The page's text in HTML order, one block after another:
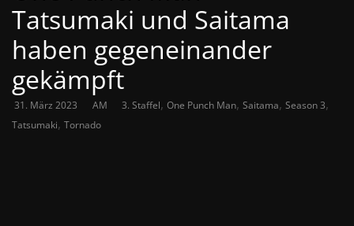
Tatsumaki und Saitama
haben gegeneinander
gekämpft
31. März 2023 AM 3. Staffel, One Punch Man, Saitama, Season 3,
Tatsumaki, Tornado